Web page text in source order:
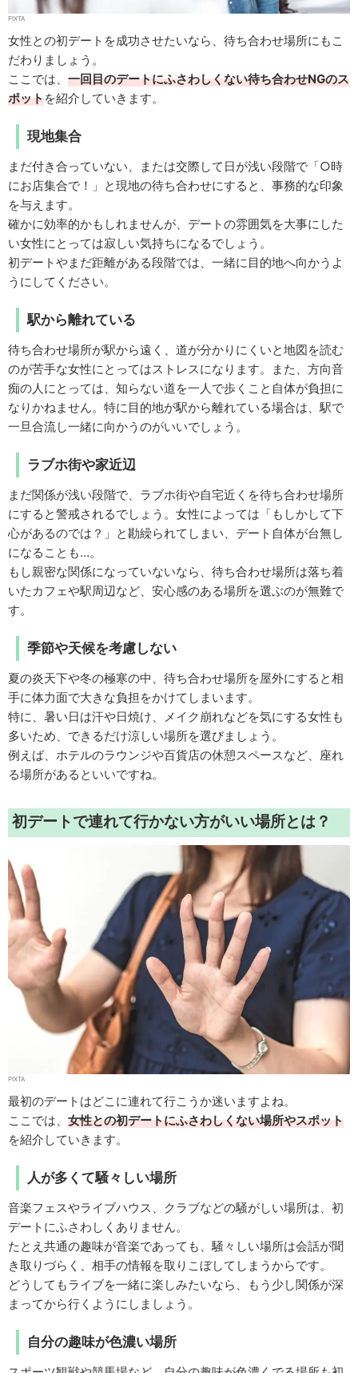
PIXTA
女性との初デートを成功させたいなら、待ち合わせ場所にもこ
だわりましょう。
ここでは、 一回目のデートにふさわしくない待ち合わせNGのス
ポットを紹介していきます。
現地集合
まだ付き合っていない、または交際して日が浅い段階で「○時
にお店集合で！」と現地の待ち合わせにすると、事務的な印象
を与えます。
確かに効率的かもしれませんが、デートの雰囲気を大事にした
い女性にとっては寂しい気持ちになるでしょう。
初デートやまだ距離がある段階では、一緒に目的地へ向かうよ
うにしてください。
駅から離れている
待ち合わせ場所が駅から遠く、道が分かりにくいと地図を読む
のが苦手な女性にとってはストレスになります。また、方向音
痴の人にとっては、知らない道を一人で歩くこと自体が負担に
なりかねません。特に目的地が駅から離れている場合は、駅で
一旦合流し一緒に向かうのがいいでしょう。
ラブホ街や家近辺
まだ関係が浅い段階で、ラブホ街や自宅近くを待ち合わせ場所
にすると警戒されるでしょう。女性によっては「もしかして下
心があるのでは？」と勘繰られてしまい、デート自体が台無し
になることも…。
もし親密な関係になっていないなら、待ち合わせ場所は落ち着
いたカフェや駅周辺など、安心感のある場所を選ぶのが無難で
す。
季節や天候を考慮しない
夏の炎天下や冬の極寒の中、待ち合わせ場所を屋外にすると相
手に体力面で大きな負担をかけてしまいます。
特に、暑い日は汗や日焼け、メイク崩れなどを気にする女性も
多いため、できるだけ涼しい場所を選びましょう。
例えば、ホテルのラウンジや百貨店の休憩スペースなど、座れ
る場所があるといいですね。
初デートで連れて行かない方がいい場所とは？
PIXTA
最初のデートはどこに連れて行こうか迷いますよね。
ここでは、 女性との初デートにふさわしくない場所やスポット
を紹介していきます。
人が多くて騒々しい場所
音楽フェスやライブハウス、クラブなどの騒がしい場所は、初
デートにふさわしくありません。
たとえ共通の趣味が音楽であっても、騒々しい場所は会話が聞
き取りづらく、相手の情報を取りこぼしてしまうからです。
どうしてもライブを一緒に楽しみたいなら、もう少し関係が深
まってから行くようにしましょう。
自分の趣味が色濃い場所